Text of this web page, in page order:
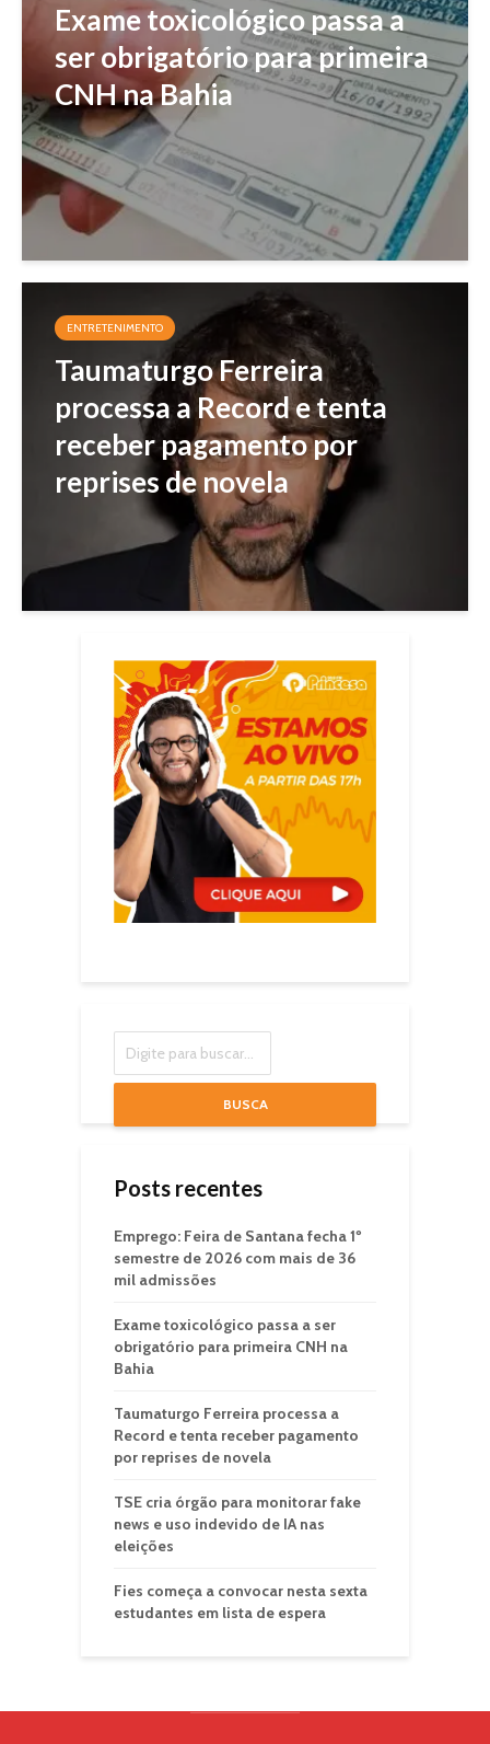
Exame toxicológico passa a
ser obrigatório para primeira
CNH na Bahia
ENTRETENIMENTO
Taumaturgo Ferreira
processa a Record e tenta
receber pagamento por
reprises de novela
BUSCA
Posts recentes
Emprego: Feira de Santana fecha 1º
semestre de 2026 com mais de 36
mil admissões
Exame toxicológico passa a ser
obrigatório para primeira CNH na
Bahia
Taumaturgo Ferreira processa a
Record e tenta receber pagamento
por reprises de novela
TSE cria órgão para monitorar fake
news e uso indevido de IA nas
eleições
Fies começa a convocar nesta sexta
estudantes em lista de espera